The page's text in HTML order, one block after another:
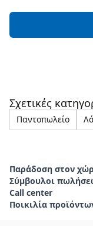
Σχετικές
Παντοπωλείο
Παράδοση στον
Σύμβουλοι
Call center
Ποικιλία